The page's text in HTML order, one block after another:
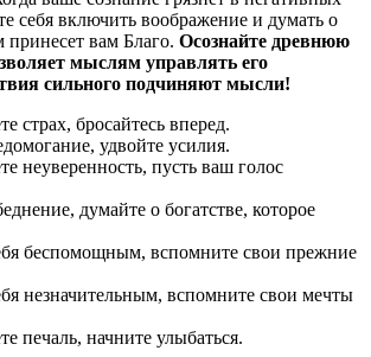
себя включить воображение и думать о
вам Благо. Осознайте древнюю
мыслям управлять его
сильного подчиняют мысли!
страх, бросайтесь вперед.
удвойте усилия.
неуверенность, пусть ваш голос
думайте о богатстве, которое
беспомощным, вспомните свои прежние
незначительным, вспомните свои мечты
печаль, начните улыбаться.